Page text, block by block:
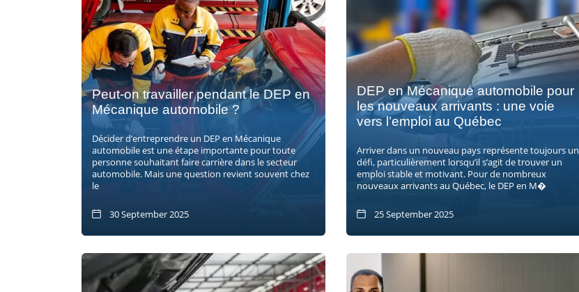
Peut-on travailler pendant le DEP en
Mécanique automobile ?
Décider d’entreprendre un DEP en Mécanique
automobile est une étape importante pour toute
personne souhaitant faire carrière dans le secteur
automobile. Mais une question revient souvent chez
le
30 September 2025
DEP en Mécanique automobile pour
les nouveaux arrivants : une voie
vers l’emploi au Québec
Arriver dans un nouveau pays représente toujours un
défi, particulièrement lorsqu’il s’agit de trouver un
emploi stable et motivant. Pour de nombreux
nouveaux arrivants au Québec, le DEP en M�
25 September 2025